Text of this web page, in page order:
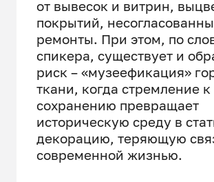
от вывесок и витрин,
покрытий,
ремонты. При этом, по
спикера, существует и
риск – «музеефикация»
ткани, когда стремление к
сохранению превращает
историческую среду в
декорацию, теряющую
современной жизнью.